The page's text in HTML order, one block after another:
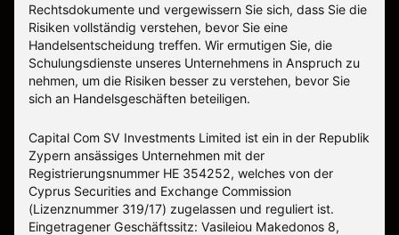
Rechtsdokumente und vergewissern Sie sich, dass Sie die
Risiken vollständig verstehen, bevor Sie eine
Handelsentscheidung treffen. Wir ermutigen Sie, die
Schulungsdienste unseres Unternehmens in Anspruch zu
nehmen, um die Risiken besser zu verstehen, bevor Sie
sich an Handelsgeschäften beteiligen.
Capital Com SV Investments Limited ist ein in der Republik
Zypern ansässiges Unternehmen mit der
Registrierungsnummer HE 354252, welches von der
Cyprus Securities and Exchange Commission
(Lizenznummer 319/17) zugelassen und reguliert ist.
Eingetragener Geschäftssitz: Vasileiou Makedonos 8,